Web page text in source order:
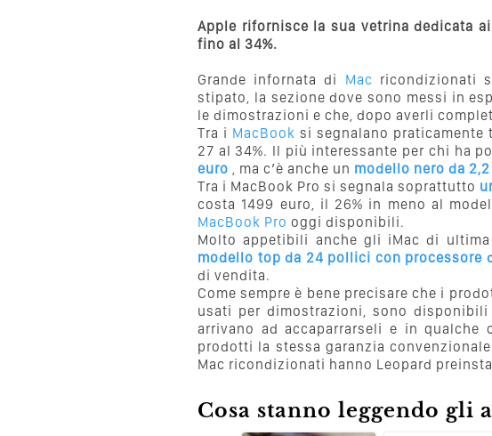
Apple rifornisce la sua vetrina dedicata ai
fino al 34%.
Grande infornata di Mac ricondizionati
stipato, la sezione dove sono messi in
le dimostrazioni e che, dopo averli
Tra i MacBook si segnalano
27 al 34%. Il più interessante per chi ha
euro
, ma c’è anche un modello nero da
Tra i MacBook Pro si segnala soprattutto
costa 1499 euro, il 26% in meno al
MacBook Pro oggi disponibili.
Molto appetibili anche gli iMac di ultima
modello top da 24 pollici con processore
di vendita.
Come sempre è bene precisare che i
usati per dimostrazioni, sono
arrivano ad accaparrarseli e in
prodotti la stessa garanzia
Mac ricondizionati hanno Leopard
Cosa stanno leggendo gli